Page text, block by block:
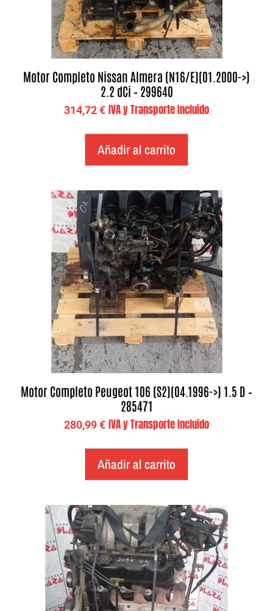
Motor Completo Nissan Almera (N16/E)(01.2000->)
2.2 dCi – 299640
314,72€ IVA y Transporte Incluido
Añadir al carrito
Motor Completo Peugeot 106 (S2)(04.1996->) 1.5 D –
285471
280,99€ IVA y Transporte Incluido
Añadir al carrito